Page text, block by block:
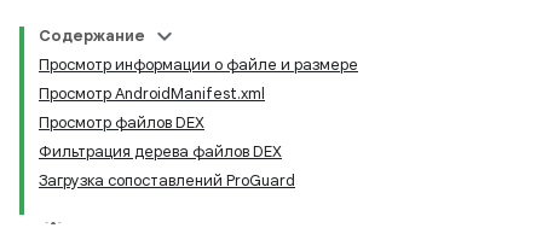
Содержание
Просмотр информации о файле и размере
Просмотр AndroidManifest.xml
Просмотр файлов DEX
Фильтрация дерева файлов DEX
Загрузка сопоставлений ProGuard